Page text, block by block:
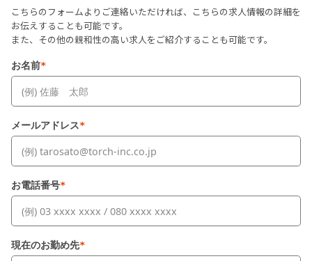
こちらのフォームよりご連絡いただければ、こちらの求人情報の詳細を
お伝えすることも可能です。
また、その他の親和性の高い求人をご紹介することも可能です。
お名前*
メールアドレス*
お電話番号*
現在のお勤め先*